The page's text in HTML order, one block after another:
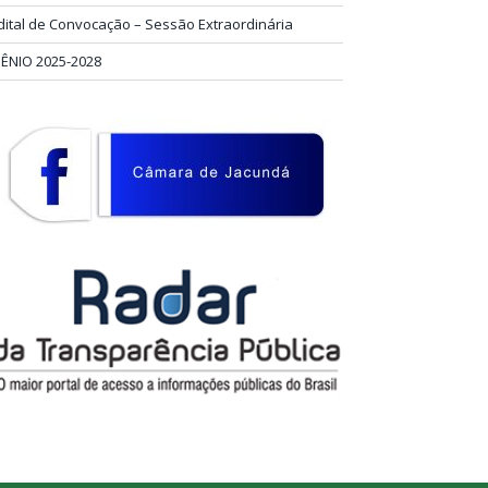
de Convocação – Sessão Extraordinária
2025-2028